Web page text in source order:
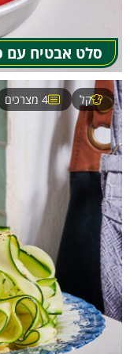
סלט אבטיח עם
קל 4 מצרכים